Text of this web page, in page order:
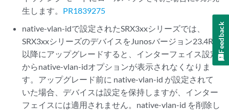
生します。 PR1839275
native-vlan-idで設定されたSRX3xxシリーズでは、
SRX3xxシリーズのデバイスをJunosバージョン23.4R1
以降にアップグレードすると、インターフェイス設定
からnative-vlan-idオプションが表示されなくなりま
す。アップグレード前に native-vlan-id が設定されて
いた場合、デバイスは設定を保持しますが、インター
フェイスには適用されません。native-vlan-id を削除し
Feedback